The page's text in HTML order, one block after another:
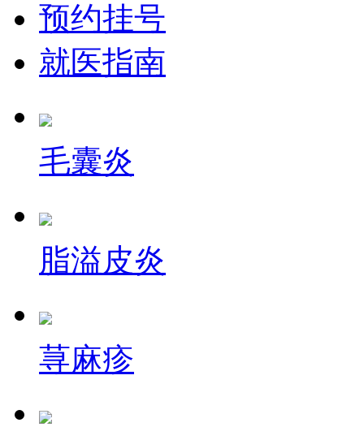
预约挂号
就医指南
毛囊炎
脂溢皮炎
荨麻疹